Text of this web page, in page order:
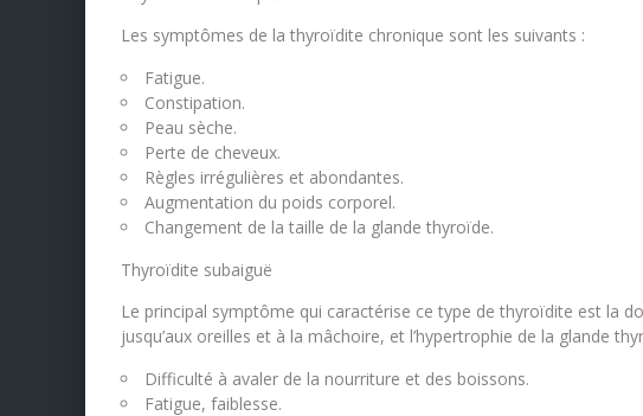
Les symptômes de la thyroïdite chronique sont les suivants :
Fatigue.
Constipation.
Peau sèche.
Perte de cheveux.
Règles irrégulières et abondantes.
Augmentation du poids corporel.
Changement de la taille de la glande thyroïde.
Thyroïdite subaiguë
Le principal symptôme qui caractérise ce type de thyroïdite est la
jusqu’aux oreilles et à la mâchoire, et l’hypertrophie de la glande
Difficulté à avaler de la nourriture et des boissons.
Fatigue, faiblesse.